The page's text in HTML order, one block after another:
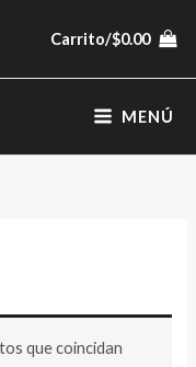
Carrito/$0.00
MENÚ
que coincidan